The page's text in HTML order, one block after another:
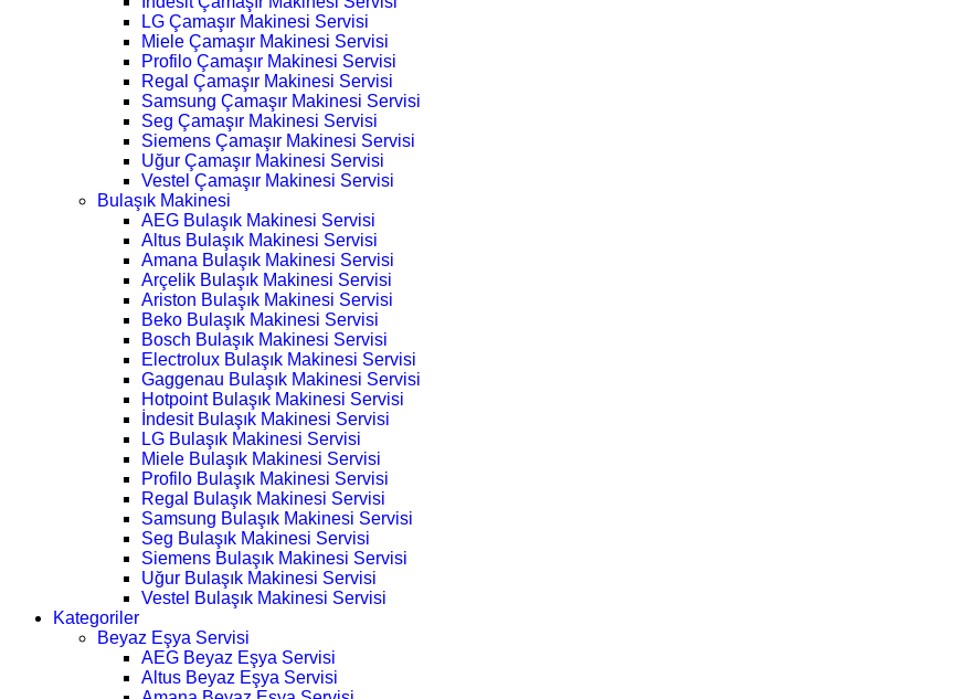
LG Çamaşır Makinesi Servisi
Miele Çamaşır Makinesi Servisi
Profilo Çamaşır Makinesi Servisi
Regal Çamaşır Makinesi Servisi
Samsung Çamaşır Makinesi Servisi
Seg Çamaşır Makinesi Servisi
Siemens Çamaşır Makinesi Servisi
Uğur Çamaşır Makinesi Servisi
Vestel Çamaşır Makinesi Servisi
Bulaşık Makinesi
AEG Bulaşık Makinesi Servisi
Altus Bulaşık Makinesi Servisi
Amana Bulaşık Makinesi Servisi
Arçelik Bulaşık Makinesi Servisi
Ariston Bulaşık Makinesi Servisi
Beko Bulaşık Makinesi Servisi
Bosch Bulaşık Makinesi Servisi
Electrolux Bulaşık Makinesi Servisi
Gaggenau Bulaşık Makinesi Servisi
Hotpoint Bulaşık Makinesi Servisi
İndesit Bulaşık Makinesi Servisi
LG Bulaşık Makinesi Servisi
Miele Bulaşık Makinesi Servisi
Profilo Bulaşık Makinesi Servisi
Regal Bulaşık Makinesi Servisi
Samsung Bulaşık Makinesi Servisi
Seg Bulaşık Makinesi Servisi
Siemens Bulaşık Makinesi Servisi
Uğur Bulaşık Makinesi Servisi
Vestel Bulaşık Makinesi Servisi
Kategoriler
Beyaz Eşya Servisi
AEG Beyaz Eşya Servisi
Altus Beyaz Eşya Servisi